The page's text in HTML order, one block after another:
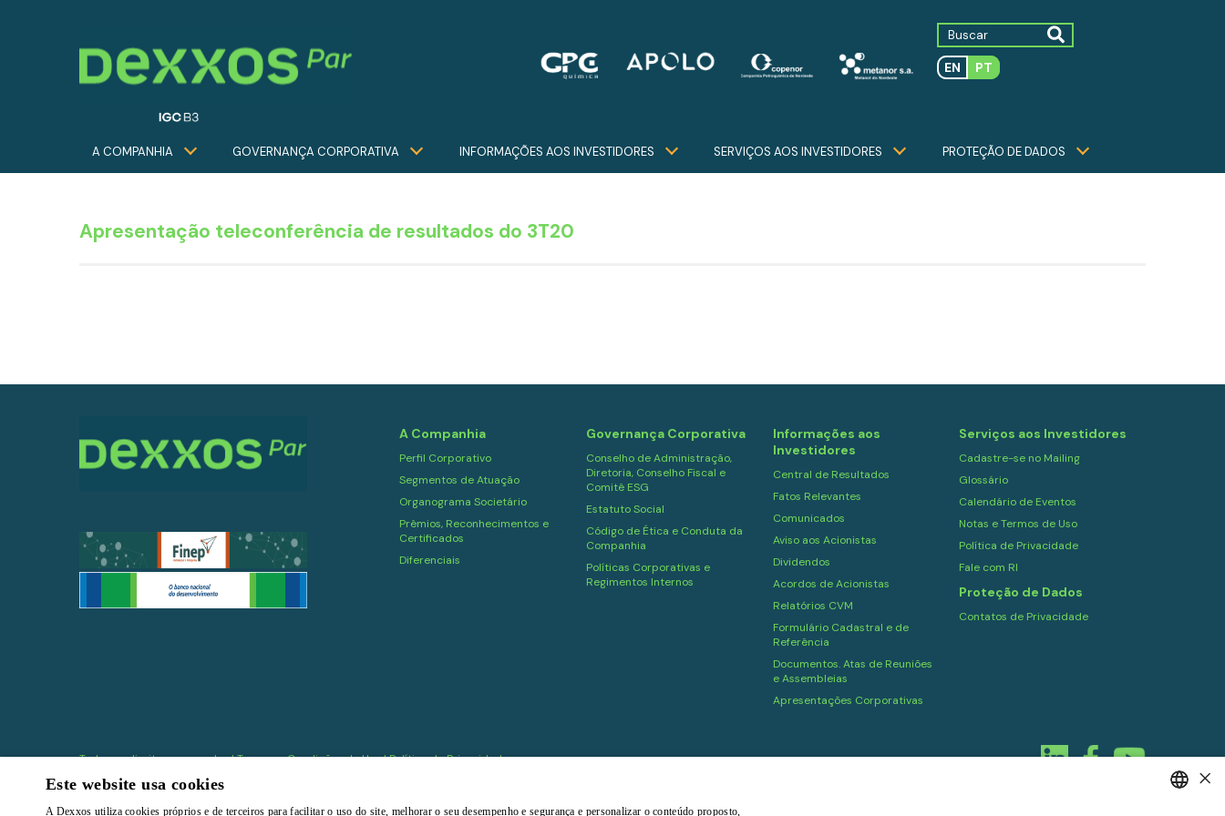
EN PT
A COMPANHIA GOVERNANÇA CORPORATIVA INFORMAÇÕES AOS INVESTIDORES SERVIÇOS AOS INVESTIDORES PROTEÇÃO DE DADOS
Apresentação teleconferência de resultados do 3T20
A Companhia
Perfil Corporativo
Segmentos de Atuação
Organograma Societário
Prêmios, Reconhecimentos e
Certificados
Diferenciais
Governança Corporativa
Conselho de Administração,
Diretoria, Conselho Fiscal e
Comitê ESG
Estatuto Social
Código de Ética e Conduta da
Companhia
Políticas Corporativas e
Regimentos Internos
Informações aos
Investidores
Central de Resultados
Fatos Relevantes
Comunicados
Aviso aos Acionistas
Dividendos
Acordos de Acionistas
Relatórios CVM
Formulário Cadastral e de
Referência
Documentos. Atas de Reuniões
e Assembleias
Apresentações Corporativas
Serviços aos Investidores
Cadastre-se no Mailing
Glossário
Calendário de Eventos
Notas e Termos de Uso
Política de Privacidade
Fale com RI
Proteção de Dados
Contatos de Privacidade
Todos os direitos reservados |Termos e Condições de Uso|Política de Privacidade
Powered by
×
Este website usa cookies
A Dexxos utiliza cookies próprios e de terceiros para facilitar o uso do site, melhorar o seu desempenho e segurança e personalizar o conteúdo proposto,